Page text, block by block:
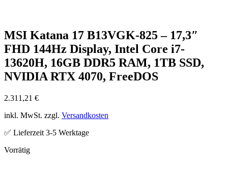
MSI Katana 17 B13VGK-825 – 17,3″
FHD 144Hz Display, Intel Core i7-
13620H, 16GB DDR5 RAM, 1TB SSD,
NVIDIA RTX 4070, FreeDOS
2.311,21 €
inkl. MwSt. zzgl. Versandkosten
✅ Lieferzeit 3-5 Werktage